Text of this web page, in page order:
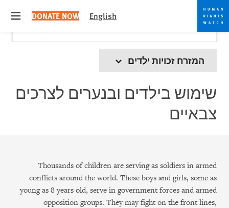
Skip
to
cookie
privacy
Skip
to
main
content
English
DONATE NOW
Would you like to read this page in English?
Close
המזרח זכויות ילדים
שימוש בילדים ובנערים לצרכים
צבאיים
Thousands of children are serving as soldiers in armed
conflicts around the world. These boys and girls, some as
young as 8 years old, serve in government forces and armed
opposition groups. They may fight on the front lines,